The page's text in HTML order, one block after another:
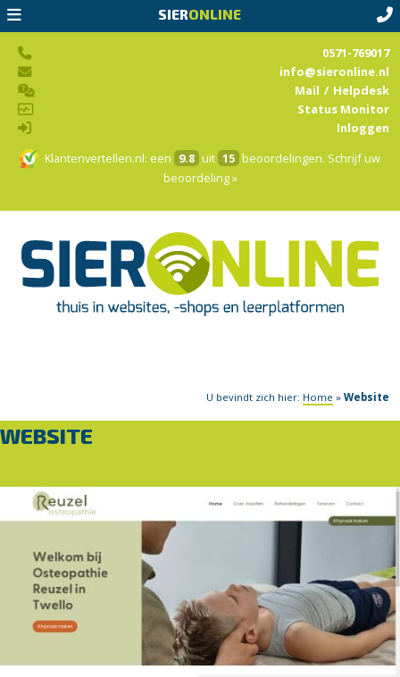
SIERONLINE
Klantenvertellen.nl: een 9.8 uit 15 beoordelingen. Schrijf uw
beoordeling »
0571-769017
info@sieronline.nl
Mail / Helpdesk
Status Monitor
Inloggen
U bevindt zich hier: Home » Website
WEBSITE